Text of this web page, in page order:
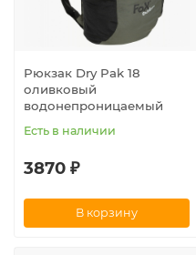
Рюкзак Dry Pak 18
оливковый
водонепроницаемый
Есть в наличии
3870 ₽
В корзину